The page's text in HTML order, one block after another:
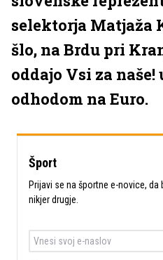
selektorja Matjaža
šlo, na Brdu pri
oddajo Vsi za naše!
odhodom na Euro.
Šport
Prijavi se na športne e-novice,
nikjer drugje.